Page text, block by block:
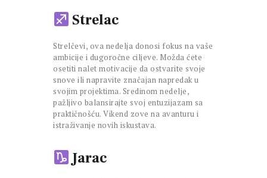
Strelac
Strelčevi, ova nedelja donosi fokus na vaše
ambicije i dugoročne ciljeve. Možda ćete
osetiti nalet motivacije da ostvarite svoje
snove ili napravite značajan napredak u
svojim projektima. Sredinom nedelje,
pažljivo balansirajte svoj entuzijazam sa
praktičnošću. Vikend zove na avanturu i
istraživanje novih iskustava.
Jarac